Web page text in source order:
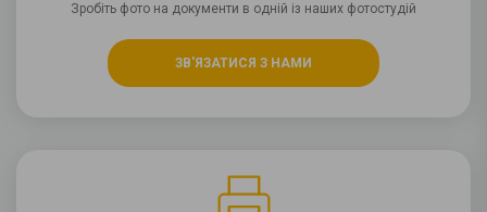
Зробіть фото на документи в одній із наших фотостудій
ЗВ'ЯЗАТИСЯ З НАМИ